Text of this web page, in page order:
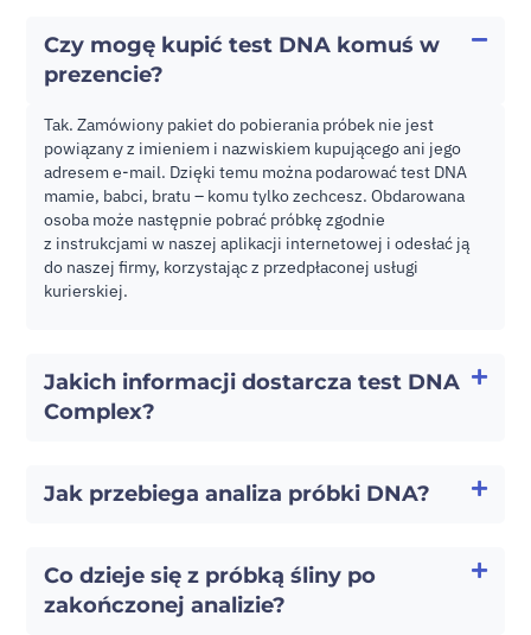
Czy mogę kupić test DNA komuś w
prezencie?
Tak. Zamówiony pakiet do pobierania próbek nie jest
powiązany z imieniem i nazwiskiem kupującego ani jego
adresem e-mail. Dzięki temu można podarować test DNA
mamie, babci, bratu – komu tylko zechcesz. Obdarowana
osoba może następnie pobrać próbkę zgodnie
z instrukcjami w naszej aplikacji internetowej i odesłać ją
do naszej firmy, korzystając z przedpłaconej usługi
kurierskiej.
Jakich informacji dostarcza test DNA
Complex?
Jak przebiega analiza próbki DNA?
Co dzieje się z próbką śliny po
zakończonej analizie?